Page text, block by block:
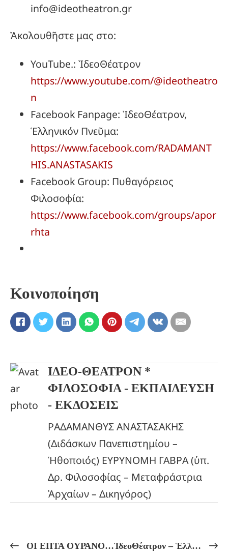
info@ideotheatron.gr
Ἀκολουθῆστε μας στο:
YouTube.: ἸδεοΘέατρον
https://www.youtube.com/@ideotheatro
n
Facebook Fanpage: ἸδεοΘέατρον,
Ἑλληνικόν Πνεῦμα:
https://www.facebook.com/RADAMANT
HIS.ANASTASAKIS
Facebook Group: Πυθαγόρειος
Φιλοσοφία:
https://www.facebook.com/groups/apor
rhta
Κοινοποίηση
ΙΔΕΟ-ΘΕΑΤΡΟΝ *
ΦΙΛΟΣΟΦΙΑ - ΕΚΠΑΙΔΕΥΣΗ
- ΕΚΔΟΣΕΙΣ
ΡΑΔΑΜΑΝΘΥΣ ΑΝΑΣΤΑΣΑΚΗΣ
(Διδάσκων Πανεπιστημίου –
Ἡθοποιός) ΕΥΡΥΝΟΜΗ ΓΑΒΡΑ (ὑπ.
Δρ. Φιλοσοφίας – Μεταφράστρια
Ἀρχαίων – Δικηγόρος)
ΟΙ ΕΠΤΑ ΟΥΡΑΝΟΙ ΚΑΙ Η ΗΛΙΑΚΗ ΟΔΟΣ! ἸδεοΘέατρον – Ἑλληνικόν Πνεῦμα Πρόγραμμα Μαθημάτων ἀπό 11/03 ἔως 14/03